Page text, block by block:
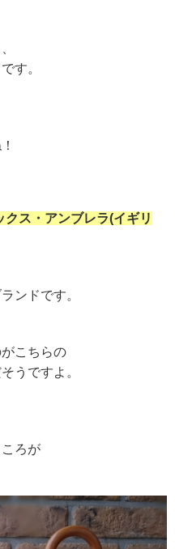
す。
ス・アンブレラ(イギリ
ンドです。
こちらの
うですよ。
ろが